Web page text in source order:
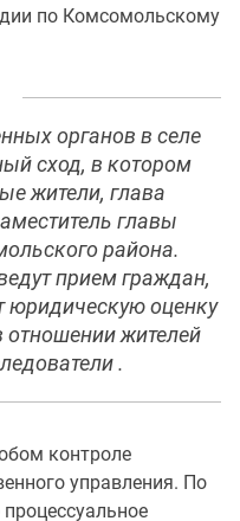
по Комсомольскому
органов в селе
сход, в котором
жители, глава
главы
района.
прием граждан,
юридическую оценку
отношении жителей
.
контроле
управления. По